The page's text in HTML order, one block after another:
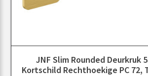
JNF Slim Rounded Deurkruk
Kortschild Rechthoekige PC 72,